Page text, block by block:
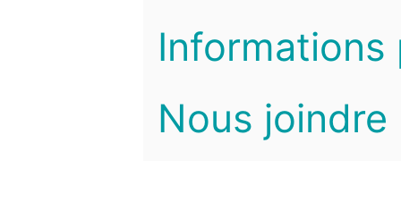
Informations
Nous joindre